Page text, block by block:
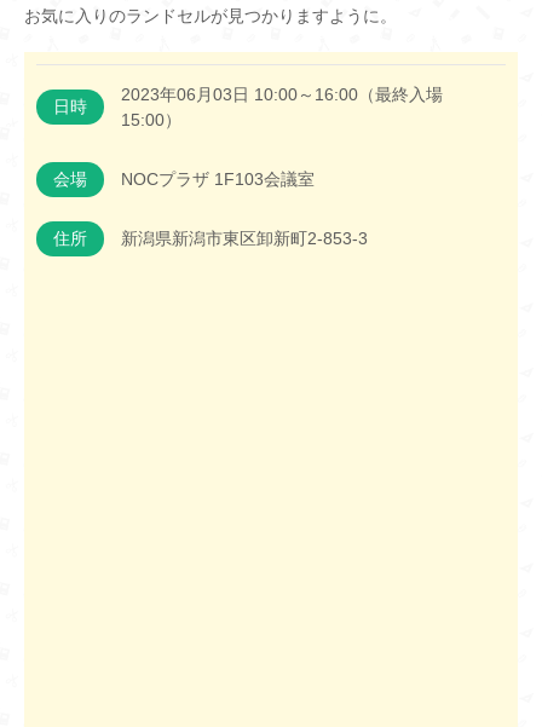
お気に入りのランドセルが見つかりますように。
日時
2023年06月03日 10:00～16:00（最終入場
15:00）
会場 NOCプラザ 1F103会議室
住所 新潟県新潟市東区卸新町2-853-3